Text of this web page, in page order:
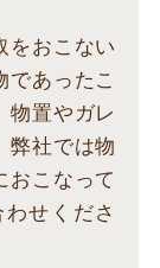
をおこない
であったこ
物置やガレ
弊社では物
おこなって
せくださ